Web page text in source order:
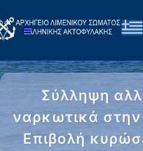
Σύλληψη
ναρκωτικά
Επιβολή